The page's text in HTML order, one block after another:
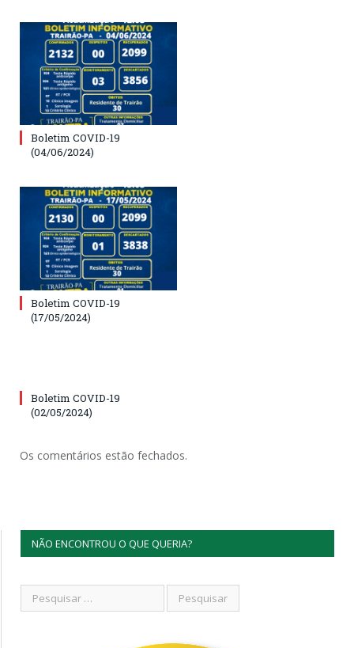
Boletim COVID-19
(04/06/2024)
Boletim COVID-19
(17/05/2024)
Boletim COVID-19
(02/05/2024)
Os comentários estão fechados.
NÃO ENCONTROU O QUE QUERIA?